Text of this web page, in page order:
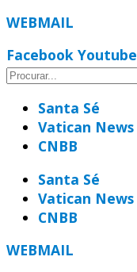
WEBMAIL
Facebook Youtube
Santa Sé
Vatican News
CNBB
Santa Sé
Vatican News
CNBB
WEBMAIL